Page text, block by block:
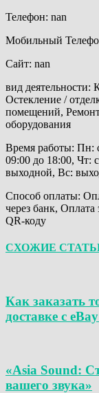
Телефон: nan
Мобильный
Сайт: nan
вид
Остекление /
помещений, Ремонт
оборудования
Время работы: Пн:
09:00 до 18:00, Чт:
выходной, Вс:
Способ оплаты:
через банк,
QR-коду
СХОЖИЕ
Как заказать
доставке с
«Asia Sound:
вашего звука»